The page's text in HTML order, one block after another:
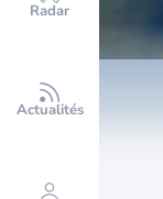
Radar
Actualités